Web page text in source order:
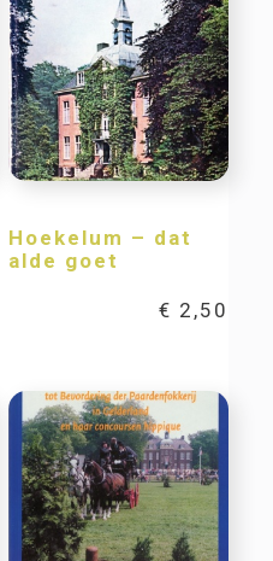
Hoekelum – dat
alde goet
€ 2,50